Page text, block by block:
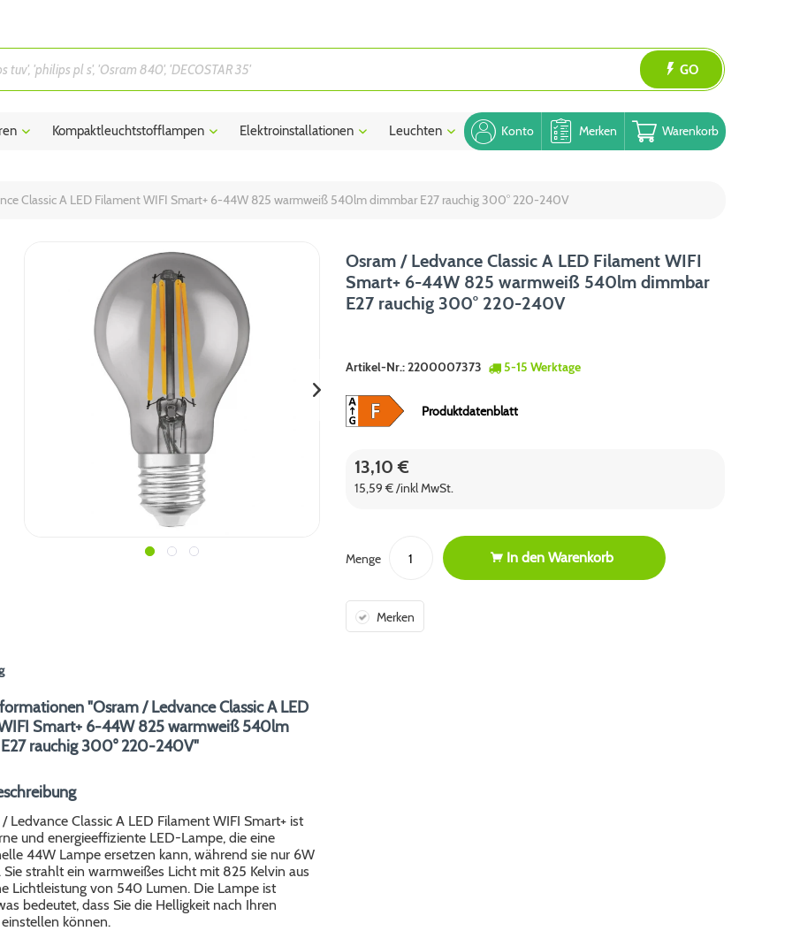
GO
Konto Merken Warenkorb
Kompaktleuchtstofflampen Elektroinstallationen Leuchten Blog
Classic A LED Filament WIFI Smart+ 6-44W 825 warmweiß 540lm dimmbar E27 rauchig 300° 220-240V
Osram / Ledvance Classic A LED Filament WIFI
Smart+ 6-44W 825 warmweiß 540lm dimmbar
E27 rauchig 300° 220-240V
Artikel-Nr.:2200007373 5-15 Werktage
Produktdatenblatt
13,10 €
15,59 € /inkl MwSt.
Menge In den Warenkorb
Merken
"Osram / Ledvance Classic A LED
Smart+ 6-44W 825 warmweiß 540lm
rauchig 300° 220-240V"
Ledvance Classic A LED Filament WIFI Smart+ ist
und energieeffiziente LED-Lampe, die eine
44W Lampe ersetzen kann, während sie nur 6W
Sie strahlt ein warmweißes Licht mit 825 Kelvin aus
Lichtleistung von 540 Lumen. Die Lampe ist
bedeutet, dass Sie die Helligkeit nach Ihren
können.